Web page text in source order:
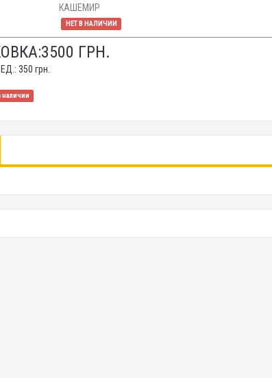
КАШЕМИР
НЕТ В НАЛИЧИИ
3500 ГРН.
ЕД.:350 грн.
наличии